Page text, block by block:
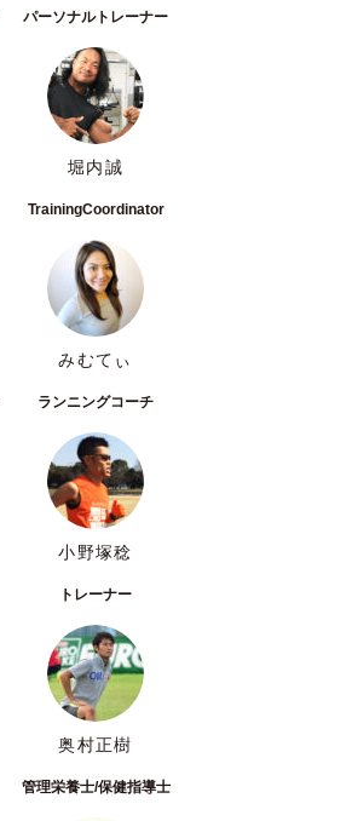
パーソナルトレーナー
堀内誠
TrainingCoordinator
みむてぃ
ランニングコーチ
小野塚稔
トレーナー
奥村正樹
管理栄養士/保健指導士